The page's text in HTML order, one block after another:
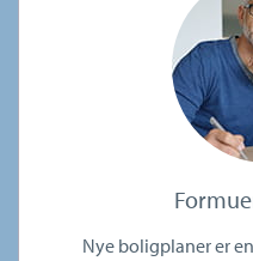
Nye boligplaner er